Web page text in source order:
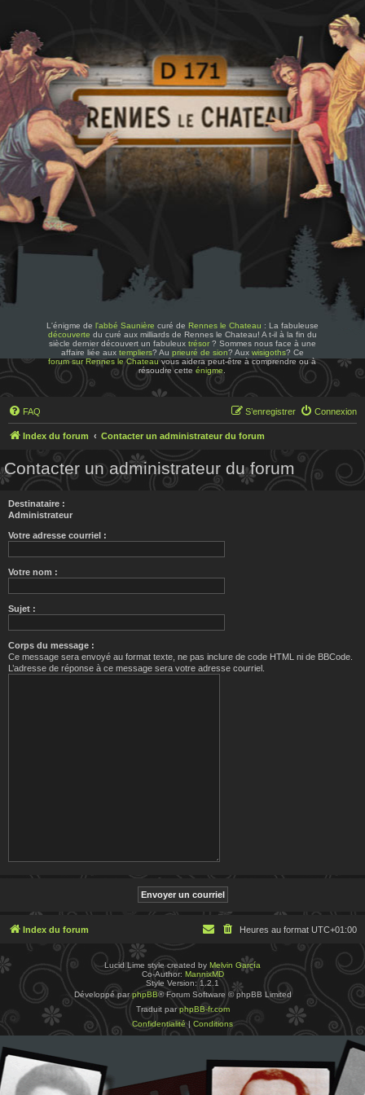
L'énigme de l'abbé Saunière curé de Rennes le Chateau : La fabuleuse
découverte du curé aux milliards de Rennes le Chateau! A t-il à la fin du
siècle dernier découvert un fabuleux trésor? Sommes nous face à une
affaire liée aux templiers? Au prieuré de sion? Aux wisigoths? Ce
forum sur Rennes le Chateauvous aidera peut-être à comprendre ou à
résoudre cetteénigme
FAQ Connexion
S’enregistrer
Index du forum Contacter un administrateur du forum
Contacter un administrateur du forum
Destinataire :
Administrateur
Votre adresse courriel :
Votre nom :
Sujet :
Corps du message :
Ce message sera envoyé au format texte, ne pas inclure de code HTML ni de BBCode.
L’adresse de réponse à ce message sera votre adresse courriel.
Index du forum Heures au format UTC+01:00
Lucid Lime style created by Melvin García
Co-Author: MannixMD
Style Version: 1.2.1
Développé parphpBB® Forum Software © phpBB Limited
Traduit parphpBB-fr.com
Confidentialité| Conditions